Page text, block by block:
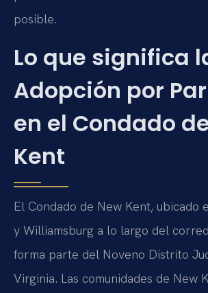
posible.
Lo que significa
Adopción por
en el Condado
Kent
El Condado de New Kent, ubicado
y Williamsburg a lo largo del
forma parte del Noveno Distrito
Virginia. Las comunidades de New